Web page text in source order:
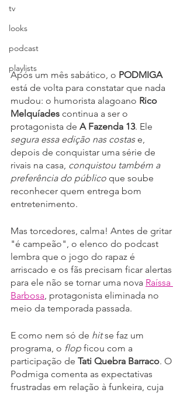
tv
looks
podcast
playlists
Após um mês sabático, o PODMIGA
está de volta para constatar que nada
mudou: o humorista alagoano Rico
Melquíades continua a ser o
protagonista de A Fazenda 13. Ele
segura essa edição nas costas e,
depois de conquistar uma série de
rivais na casa, conquistou também a
preferência do público que soube
reconhecer quem entrega bom
entretenimento.
Mas torcedores, calma! Antes de gritar
"é campeão", o elenco do podcast
lembra que o jogo do rapaz é
arriscado e os fãs precisam ficar alertas
para ele não se tornar uma nova Raíssa
Barbosa , protagonista eliminada no
meio da temporada passada.
E como nem só de hit se faz um
programa, o flop ficou com a
participação de Tati Quebra Barraco. O
Podmiga comenta as expectativas
frustradas em relação à funkeira, cuja